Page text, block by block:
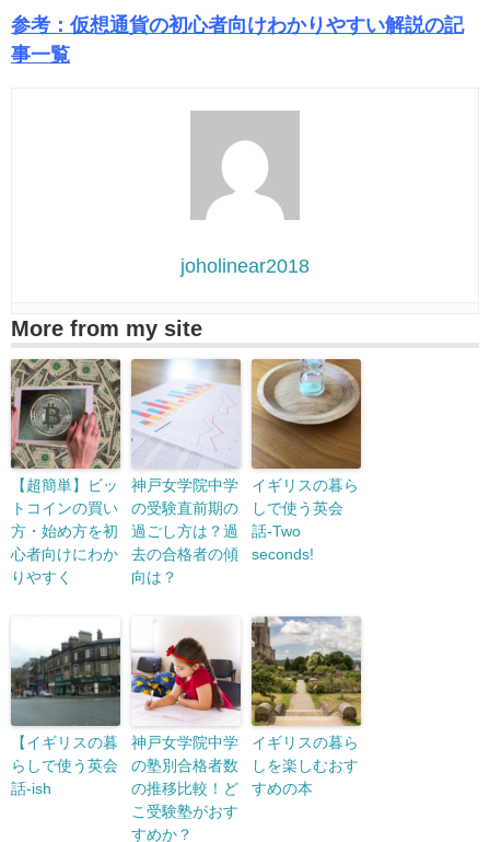
参考：仮想通貨の初心者向けわかりやすい解説の記
事一覧
joholinear2018
More from my site
【超簡単】ビッ
トコインの買い
方・始め方を初
心者向けにわか
りやすく
神戸女学院中学
の受験直前期の
過ごし方は？過
去の合格者の傾
向は？
イギリスの暮ら
しで使う英会
話-Two
seconds!
【イギリスの暮
らしで使う英会
話-ish
神戸女学院中学
の塾別合格者数
の推移比較！ど
こ受験塾がおす
すめか？
イギリスの暮ら
しを楽しむおす
すめの本